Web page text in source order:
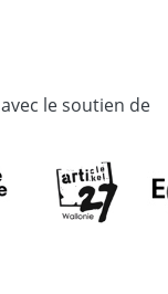
avec le soutien de